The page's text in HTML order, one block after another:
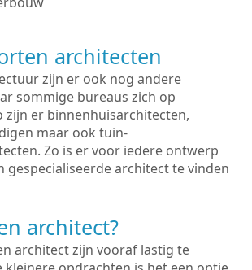
architecten
zijn er ook nog andere
sommige bureaus zich op
zijn er binnenhuisarchitecten,
maar ook tuin-
Zo is er voor iedere ontwerp
gespecialiseerde architect te vinden
architect?
architect zijn vooraf lastig te